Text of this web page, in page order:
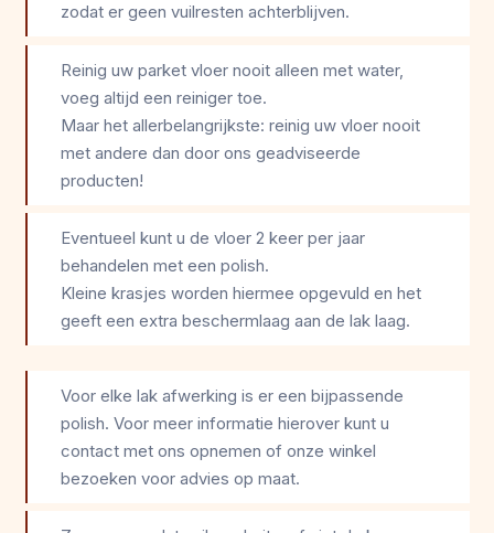
zodat er geen vuilresten achterblijven.
Reinig uw parket vloer nooit alleen met water,
voeg altijd een reiniger toe.
Maar het allerbelangrijkste: reinig uw vloer nooit
met andere dan door ons geadviseerde
producten!
Eventueel kunt u de vloer 2 keer per jaar
behandelen met een polish.
Kleine krasjes worden hiermee opgevuld en het
geeft een extra beschermlaag aan de lak laag.
Voor elke lak afwerking is er een bijpassende
polish. Voor meer informatie hierover kunt u
contact met ons opnemen of onze winkel
bezoeken voor advies op maat.